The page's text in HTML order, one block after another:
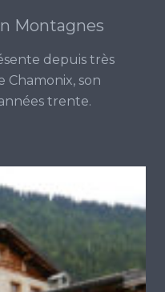
Montagnes
depuis très
Chamonix, son
trente.